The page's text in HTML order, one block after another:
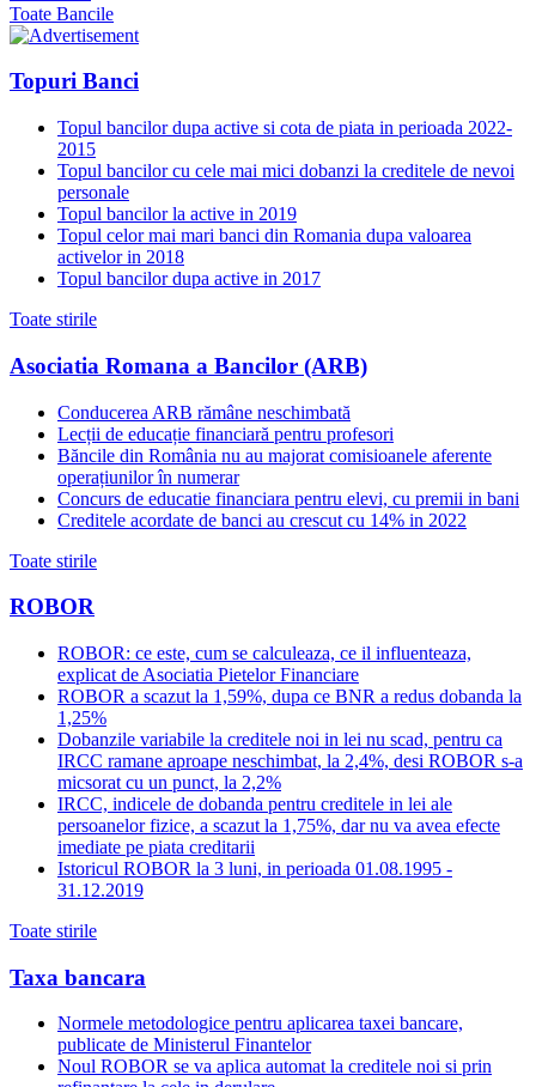
Toate Bancile
Topuri Banci
Topul bancilor dupa active si cota de piata in perioada 2022-
2015
Topul bancilor cu cele mai mici dobanzi la creditele de nevoi
personale
Topul bancilor la active in 2019
Topul celor mai mari banci din Romania dupa valoarea
activelor in 2018
Topul bancilor dupa active in 2017
Toate stirile
Asociatia Romana a Bancilor (ARB)
Conducerea ARB rămâne neschimbată
Lecții de educație financiară pentru profesori
Băncile din România nu au majorat comisioanele aferente
operațiunilor în numerar
Concurs de educatie financiara pentru elevi, cu premii in bani
Creditele acordate de banci au crescut cu 14% in 2022
Toate stirile
ROBOR
ROBOR: ce este, cum se calculeaza, ce il influenteaza,
explicat de Asociatia Pietelor Financiare
ROBOR a scazut la 1,59%, dupa ce BNR a redus dobanda la
1,25%
Dobanzile variabile la creditele noi in lei nu scad, pentru ca
IRCC ramane aproape neschimbat, la 2,4%, desi ROBOR s-a
micsorat cu un punct, la 2,2%
IRCC, indicele de dobanda pentru creditele in lei ale
persoanelor fizice, a scazut la 1,75%, dar nu va avea efecte
imediate pe piata creditarii
Istoricul ROBOR la 3 luni, in perioada 01.08.1995 -
31.12.2019
Toate stirile
Taxa bancara
Normele metodologice pentru aplicarea taxei bancare,
publicate de Ministerul Finantelor
Noul ROBOR se va aplica automat la creditele noi si prin